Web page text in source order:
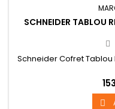
SCHNEIDER TABLOU
Schneider Cofret Tablou
